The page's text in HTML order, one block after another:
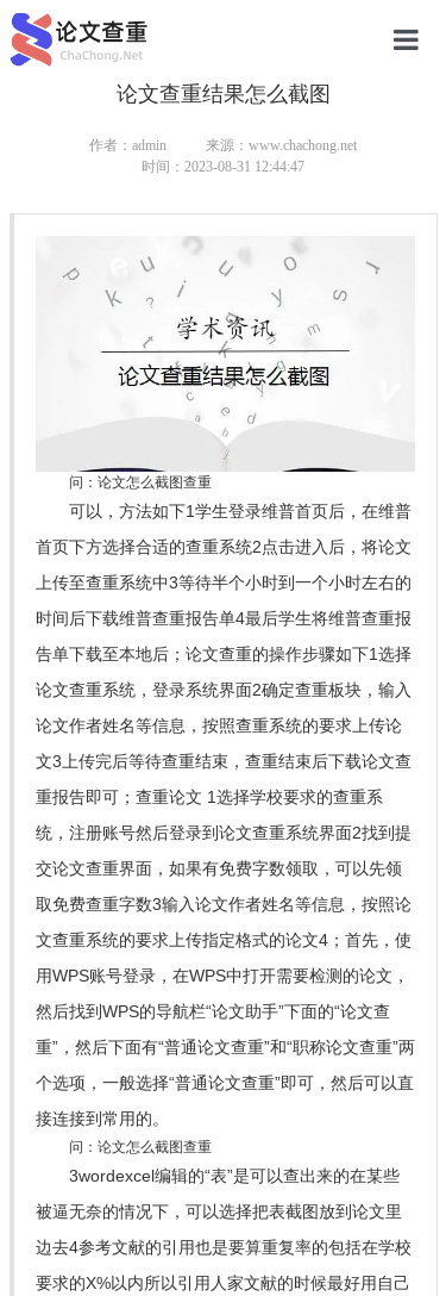
论文查重结果怎么截图
作者：admin
来源：www.chachong.net
时间：2023-08-31 12:44:47
问：论文怎么截图查重
可以，方法如下1学生登录维普首页后，在维普
首页下方选择合适的查重系统2点击进入后，将论文
上传至查重系统中3等待半个小时到一个小时左右的
时间后下载维普查重报告单4最后学生将维普查重报
告单下载至本地后；论文查重的操作步骤如下1选择
论文查重系统，登录系统界面2确定查重板块，输入
论文作者姓名等信息，按照查重系统的要求上传论
文3上传完后等待查重结束，查重结束后下载论文查
重报告即可；查重论文 1选择学校要求的查重系
统，注册账号然后登录到论文查重系统界面2找到提
交论文查重界面，如果有免费字数领取，可以先领
取免费查重字数3输入论文作者姓名等信息，按照论
文查重系统的要求上传指定格式的论文4；首先，使
用WPS账号登录，在WPS中打开需要检测的论文，
然后找到WPS的导航栏“论文助手”下面的“论文查
重”，然后下面有“普通论文查重”和“职称论文查重”两
个选项，一般选择“普通论文查重”即可，然后可以直
接连接到常用的。
问：论文怎么截图查重
3wordexcel编辑的“表”是可以查出来的在某些
被逼无奈的情况下，可以选择把表截图放到论文里
边去4参考文献的引用也是要算重复率的包括在学校
要求的X%以内所以引用人家文献的时候最好用自己